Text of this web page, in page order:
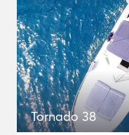
Tornado 38